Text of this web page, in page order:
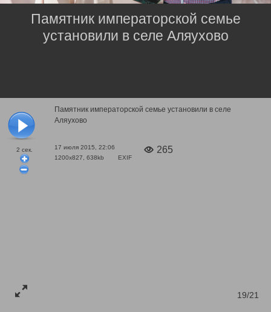
2 сек.
Памятник императорской семье установили в селе
Аляухово
17 июля 2015, 22:06
1200x827, 638kb
EXIF
265
19/21
Памятник императорской семье
установили в селе Аляухово